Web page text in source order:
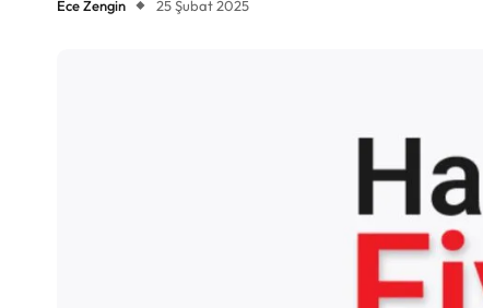
Ece Zengin 25 Şubat 2025